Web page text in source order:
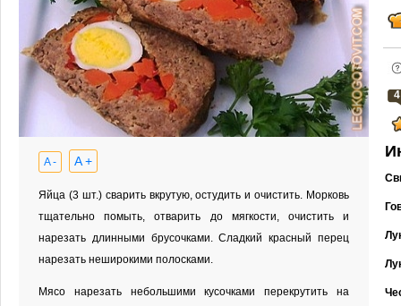
A - A +
Яйца (3 шт.) сварить вкрутую, остудить и очистить. Морковь
тщательно помыть, отварить до мягкости, очистить и
нарезать длинными брусочками. Сладкий красный перец
нарезать неширокими полосками.
Мясо нарезать небольшими кусочками перекрутить на
4